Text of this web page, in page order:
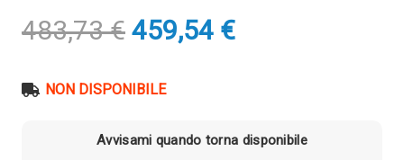
483,73€ Il
prezzo
era:
459,54 €Il
prezzo
NON DISPONIBILE
Avvisami quando torna disponibile